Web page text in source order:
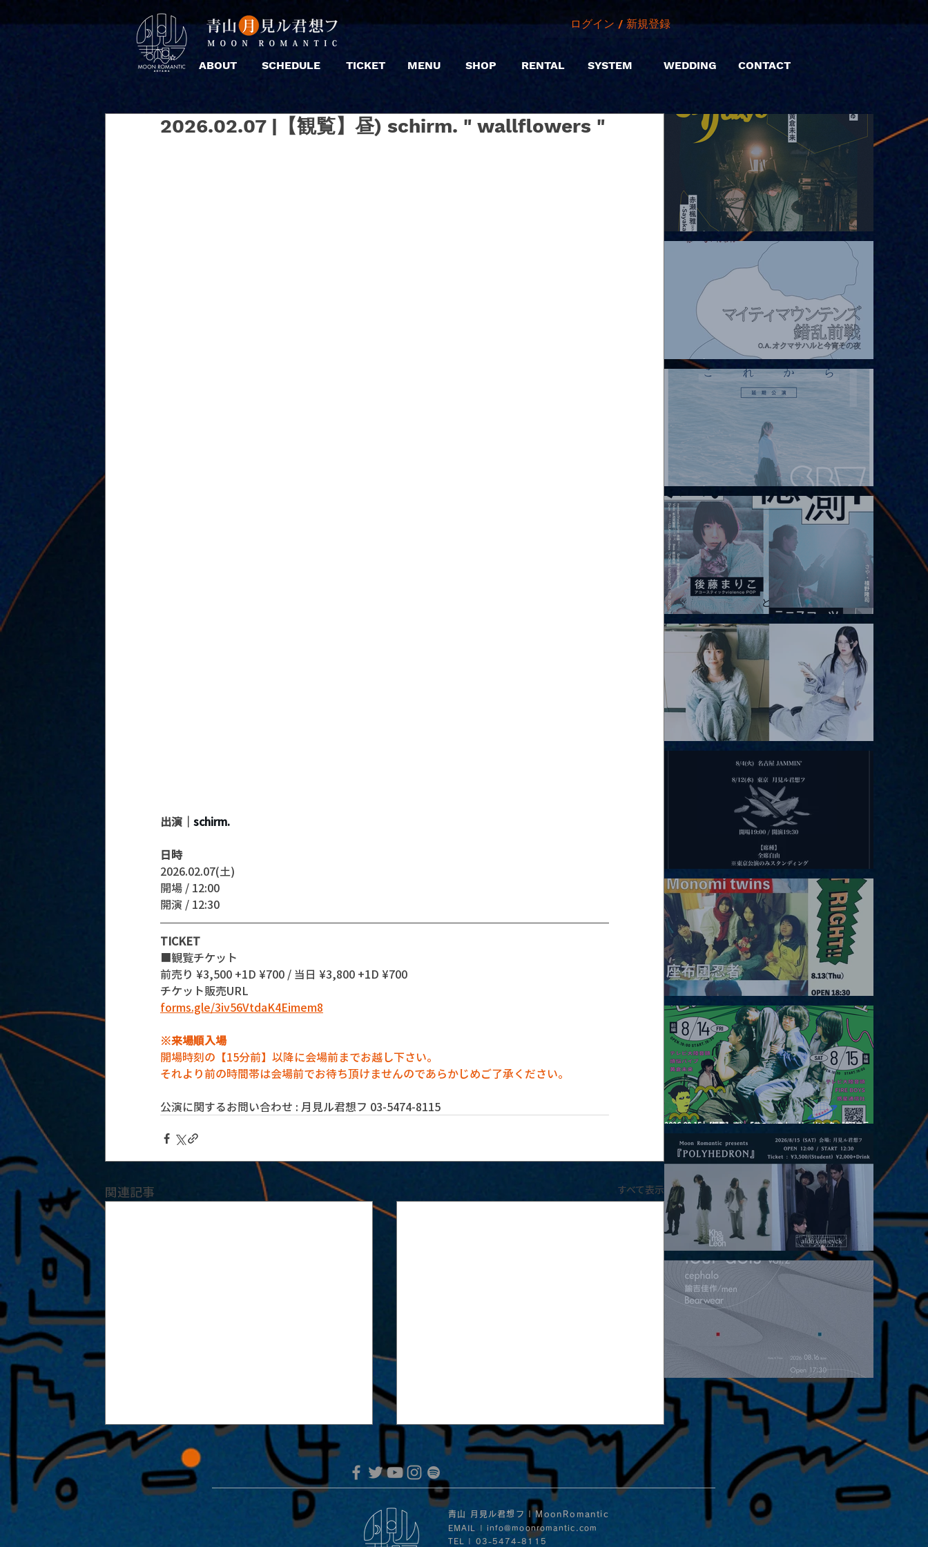
ABOUT SCHEDULE TICKET MENU SHOP
ログイン / 新規登録
RENTAL SYSTEM WEDDING CONTACT
2026.02.07 |【観覧】昼) schirm. " wallflowers "
出演｜ schirm.
日時
2026.02.07(土)
開場 / 12:00
開演 / 12:30
TICKET
■観覧チケット
前売り ¥3,500 +1D ¥700 / 当日 ¥3,800 +1D ¥700
チケット販売URL
forms.gle/3iv56VtdaK4Eimem8
※来場順入場
開場時刻の【15分前】以降に会場前までお越し下さい。
それより前の時間帯は会場前でお待ち頂けませんのであらかじめご了承ください。
公演に関するお問い合わせ : 月見ル君想フ 03-5474-8115
関連記事 すべて表示
2026.08.06 |【観覧】hamachiまつり2026２days-月見ル君想フ編
2026.08.07 |【観覧】マイティマウンテンズpresents. “HALL-IN-
2026.08.08 |【観覧】Oaiko pre.「これから」延期公演 Blurred
City Lights × 17歳とベルリンの壁
2026.08.10 |【観覧】「巷のmyストーリー/風の憶測1～後藤まりこ
アコースティックviolence POPとテニスコーツ」
2026.08.12 |【観覧】田澤孝介 ソロワンマン 「Ballad Box 2026」
2026.08.13 |【観覧】JUST RIGHT!! vol.26
2026.08.15 |【観覧】夜）『巷のmyストーリー/センター"訳"フラ
2026.08.15 |【観覧】昼）月見ルpre.『POLYHEDRON』
2026.08.16 |【観覧】夜）four dots vol.2
青山 月見ル君想フ | MoonRomantic
EMAIL |
info@moonromantic.com
TEL | 03-5474-8115